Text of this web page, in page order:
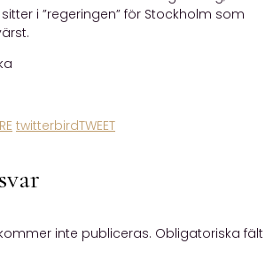
i ”regeringen” för Stockholm som
twitterbirdTWEET
inte publiceras. Obligatoriska fält